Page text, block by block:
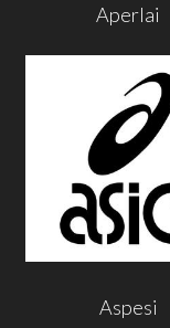
Aperlai
Aspesi